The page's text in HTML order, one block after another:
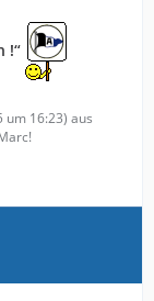
!“
um 16:23) aus